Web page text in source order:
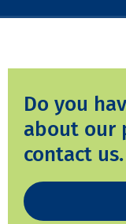
Do you
about our
contact us.